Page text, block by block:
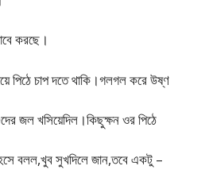
করছে।
পিঠে চাপ দতে থাকি।গলগল করে উষ্ণ
জল খসিয়েদিল।কিছুক্ষন ওর পিঠে
বলল,খুব সুখদিলে জান,তবে একটু –